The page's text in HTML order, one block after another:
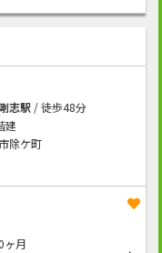
志駅/ 徒歩48分
建
除ケ町
ヶ月